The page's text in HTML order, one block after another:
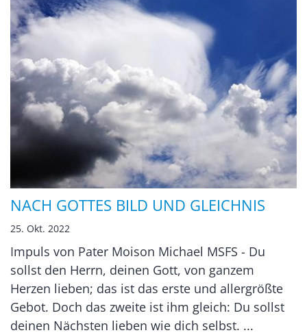
NACH GOTTES BILD UND GLEICHNIS
25. Okt. 2022
Impuls von Pater Moison Michael MSFS - Du
sollst den Herrn, deinen Gott, von ganzem
Herzen lieben; das ist das erste und allergrößte
Gebot. Doch das zweite ist ihm gleich: Du sollst
deinen Nächsten lieben wie dich selbst. ...